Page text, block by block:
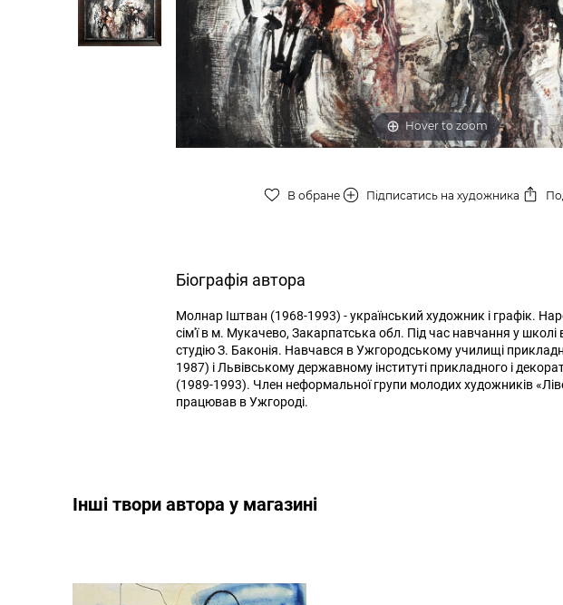
Hover to zoom
В обране Підписатись на художника
Біографія автора
Молнар Іштван (1968-1993) - український художник і графік.
сім'ї в м. Мукачево, Закарпатська обл. Під час навчання у школі
студію З. Баконія. Навчався в Ужгородському училищі
1987) і Львівському державному інституті прикладного і
(1989-1993). Член неформальної групи молодих художників
працював в Ужгороді.
Інші твори автора у магазині